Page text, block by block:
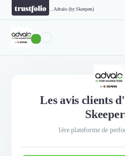
Advalo (by Skeepers)
Les avis clients
1ère plateforme de